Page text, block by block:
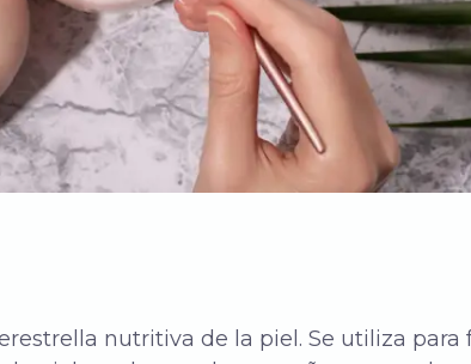
nutritiva de la piel. Se utiliza